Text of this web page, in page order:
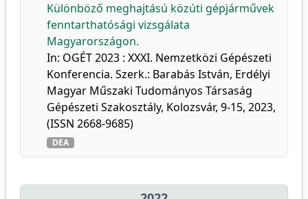
Különböző meghajtású közúti gépjárművek
fenntarthatósági vizsgálata
Magyarországon.
In: OGÉT 2023 : XXXI. Nemzetközi Gépészeti
Konferencia. Szerk.: Barabás István, Erdélyi
Magyar Műszaki Tudományos Társaság
Gépészeti Szakosztály, Kolozsvár, 9-15, 2023,
(ISSN 2668-9685)
DEA